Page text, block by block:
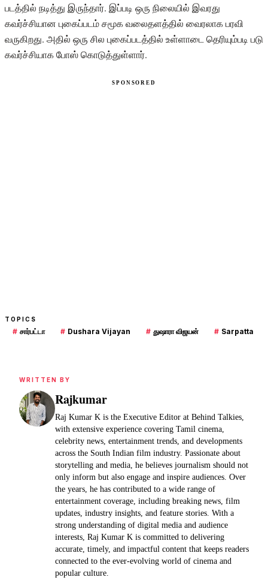
படத்தில் நடித்து இருந்தார். இப்படி ஒரு நிலையில் இவரது
கவர்ச்சியான புகைப்படம் சமூக வலைதளத்தில் வைரலாக பரவி
வருகிறது. அதில் ஒரு சில புகைப்படத்தில் உள்ளாடை தெரியும்படி படு
கவர்ச்சியாக போஸ் கொடுத்துள்ளார்.
TOPICS
# சார்பட்டா # Dushara Vijayan # துஷாரா விஜயன் # Sarpatta
WRITTEN BY
Rajkumar
Raj Kumar K is the Executive Editor at Behind Talkies,
with extensive experience covering Tamil cinema,
celebrity news, entertainment trends, and developments
across the South Indian film industry. Passionate about
storytelling and media, he believes journalism should not
only inform but also engage and inspire audiences. Over
the years, he has contributed to a wide range of
entertainment coverage, including breaking news, film
updates, industry insights, and feature stories. With a
strong understanding of digital media and audience
interests, Raj Kumar K is committed to delivering
accurate, timely, and impactful content that keeps readers
connected to the ever-evolving world of cinema and
popular culture.